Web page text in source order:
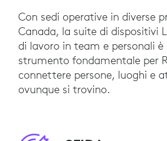
Con sedi operative in diverse
Canada, la suite di dispositivi
di lavoro in team e personali
strumento fondamentale per
connettere persone, luoghi e
ovunque si trovino.